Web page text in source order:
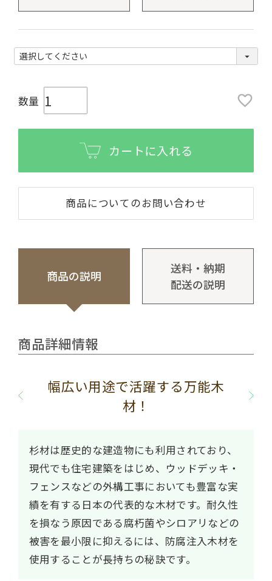
カートに入れる
商品についてのお問い合わせ
商品の説明
送料・納期
配送の説明
商品詳細情報
幅広い用途で活躍する万能木
材！
杉材は歴史的な建造物にも利用されており、
現代でも住宅建築をはじめ、ウッドデッキ・
フェンスなどの外構工事においても豊富な実
績を有する日本の代表的な木材です。耐久性
を損なう原因である腐朽菌やシロアリなどの
被害を最小限に抑えるには、防腐注入木材を
使用することが長持ちの秘訣です。